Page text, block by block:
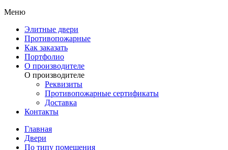
Меню
Элитные двери
Противопожарные
Как заказать
Портфолио
О производителе
О производителе
Реквизиты
Противопожарные сертификаты
Доставка
Контакты
Главная
Двери
По типу помещения